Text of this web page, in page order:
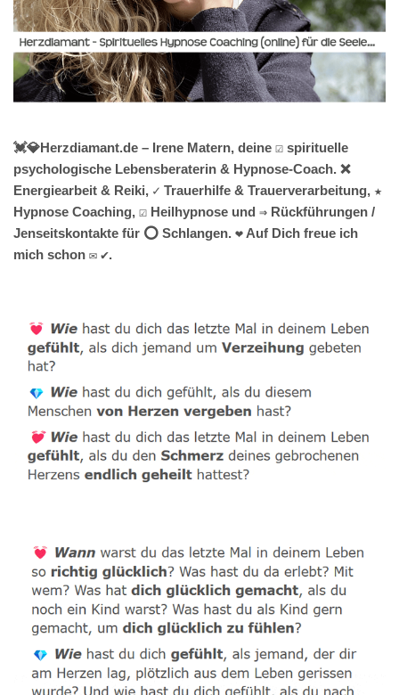
💓️💎Herzdiamant.de – Irene Matern, deine ☑️ spirituelle
psychologische Lebensberaterin & Hypnose-Coach. ❌
Energiearbeit & Reiki, ✓ Trauerhilfe & Trauerverarbeitung, ★
Hypnose Coaching, ☑️ Heilhypnose und ⇒ Rückführungen /
Jenseitskontakte für ⭕ Schlangen. ❤ Auf Dich freue ich
mich schon ✉ ✔.